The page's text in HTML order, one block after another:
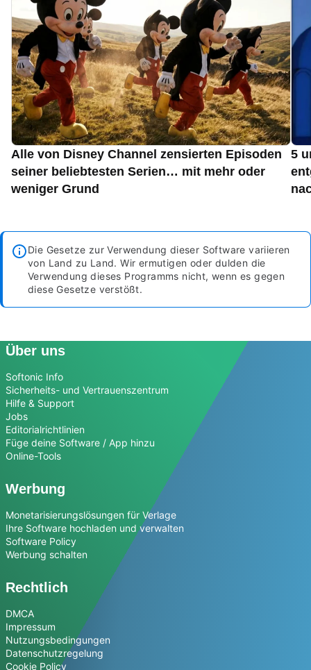
Alle von Disney Channel zensierten Episoden
seiner beliebtesten Serien… mit mehr oder
weniger Grund
5
Die Gesetze zur Verwendung dieser Software variieren
von Land zu Land. Wir ermutigen oder dulden die
Verwendung dieses Programms nicht, wenn es gegen
diese Gesetze verstößt.
Über uns
Softonic Info
Sicherheits- und Vertrauenszentrum
Hilfe & Support
Jobs
Editorialrichtlinien
Füge deine Software / App hinzu
Online-Tools
Werbung
Monetarisierungslösungen für Verlage
Ihre Software hochladen und verwalten
Software Policy
Werbung schalten
Rechtlich
DMCA
Impressum
Nutzungsbedingungen
Datenschutzregelung
Cookie Policy